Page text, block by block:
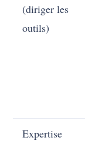
(diriger les
outils)
Expertise